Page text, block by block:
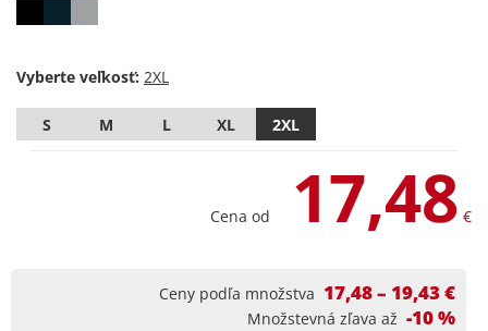
Vyberte veľkosť:
S M L XL 2XL
Cena od 17,48 €
Ceny podľa množstva 17,48 – 19,43 €
Množstevná zľava až -10 %